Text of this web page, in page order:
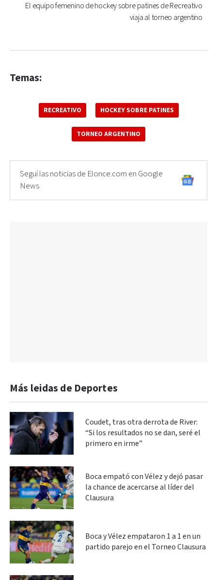
El equipo femenino de hockey sobre patines de Recreativo
viaja al torneo argentino
Temas:
RECREATIVO HOCKEY SOBRE PATINES
TORNEO ARGENTINO
Seguí las noticias de Elonce.com en Google
News
Más leidas de Deportes
Coudet, tras otra derrota de River:
“Si los resultados no se dan, seré el
primero en irme”
Boca empató con Vélez y dejó pasar
la chance de acercarse al líder del
Clausura
Boca y Vélez empataron 1 a 1 en un
partido parejo en el Torneo Clausura